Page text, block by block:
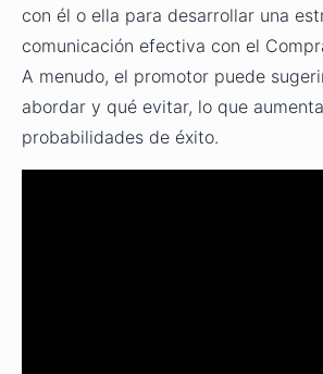
con él o ella para desarrollar una
comunicación efectiva con el
A menudo, el promotor puede
abordar y qué evitar, lo que
probabilidades de éxito.